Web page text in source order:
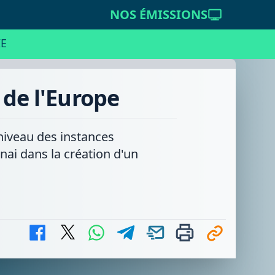
NOS ÉMISSIONS
l'Europe
des instances
dans la création d'un